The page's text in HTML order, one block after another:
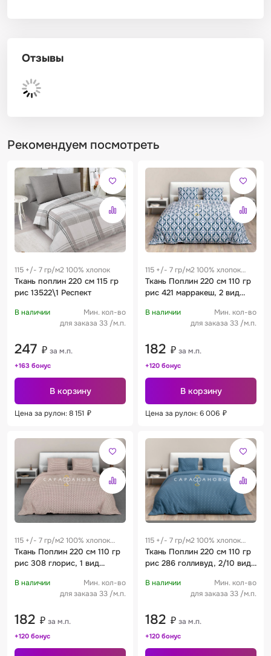
Отзывы
Рекомендуем посмотреть
115 +/- 7 гр/м2 100% хлопок
Ткань поплин 220 см 115 гр
рис 13522\1 Респект
В наличии
Мин. кол-во
для заказа 33 /м.п.
247 ₽ за м.п.
+163 бонус
В корзину
Цена за рулон: 8 151 ₽
115 +/- 7 гр/м2 100% хлопок
0.28 м
Ткань Поплин 220 см 110 гр
рис 421 марракеш, 2 вид
В наличии
Мин. кол-во
для заказа 33 /м.п.
182 ₽ за м.п.
+120 бонус
В корзину
Цена за рулон: 6 006 ₽
115 +/- 7 гр/м2 100% хлопок
0.28 м
Ткань Поплин 220 см 110 гр
рис 308 глорис, 1 вид
В наличии
Мин. кол-во
для заказа 33 /м.п.
182 ₽ за м.п.
+120 бонус
115 +/- 7 гр/м2 100% хлопок
0.28 м
Ткань Поплин 220 см 110 гр
рис 286 голливуд, 2/10 вид
В наличии
Мин. кол-во
для заказа 33 /м.п.
182 ₽ за м.п.
+120 бонус